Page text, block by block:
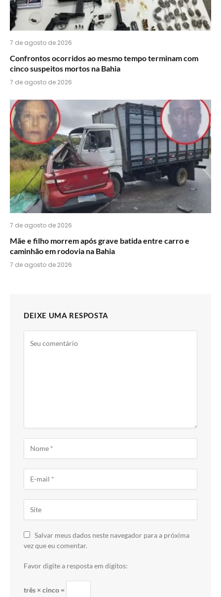
7 de agosto de 2026
Confrontos ocorridos ao mesmo tempo terminam com
cinco suspeitos mortos na Bahia
7 de agosto de 2026
7 de agosto de 2026
Mãe e filho morrem após grave batida entre carro e
caminhão em rodovia na Bahia
7 de agosto de 2026
DEIXE UMA RESPOSTA
Salvar meus dados neste navegador para a próxima
vez que eu comentar.
Favor digite a resposta em dígitos:
três × cinco =